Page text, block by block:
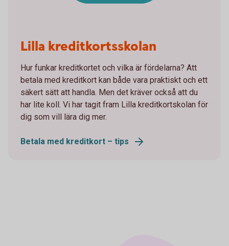
Lilla kreditkortsskolan
Hur funkar kreditkortet och vilka är fördelarna? Att
betala med kreditkort kan både vara praktiskt och ett
säkert sätt att handla. Men det kräver också att du
har lite koll. Vi har tagit fram Lilla kreditkortskolan för
dig som vill lära dig mer.
Betala med kreditkort – tips